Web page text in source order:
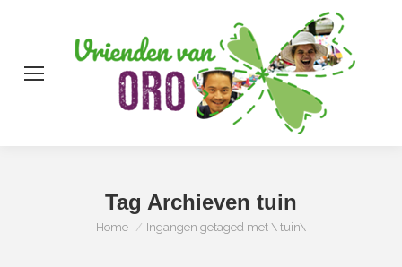
Tag Archieven tuin
Je bent hier:
Home Ingangen getaged met \ tuin\